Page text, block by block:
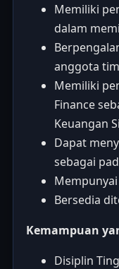
Memiliki
dalam
anggota tim
Memiliki
Finance
Keuangan
Dapat
sebagai
Bersedia
Kemampuan
Disiplin